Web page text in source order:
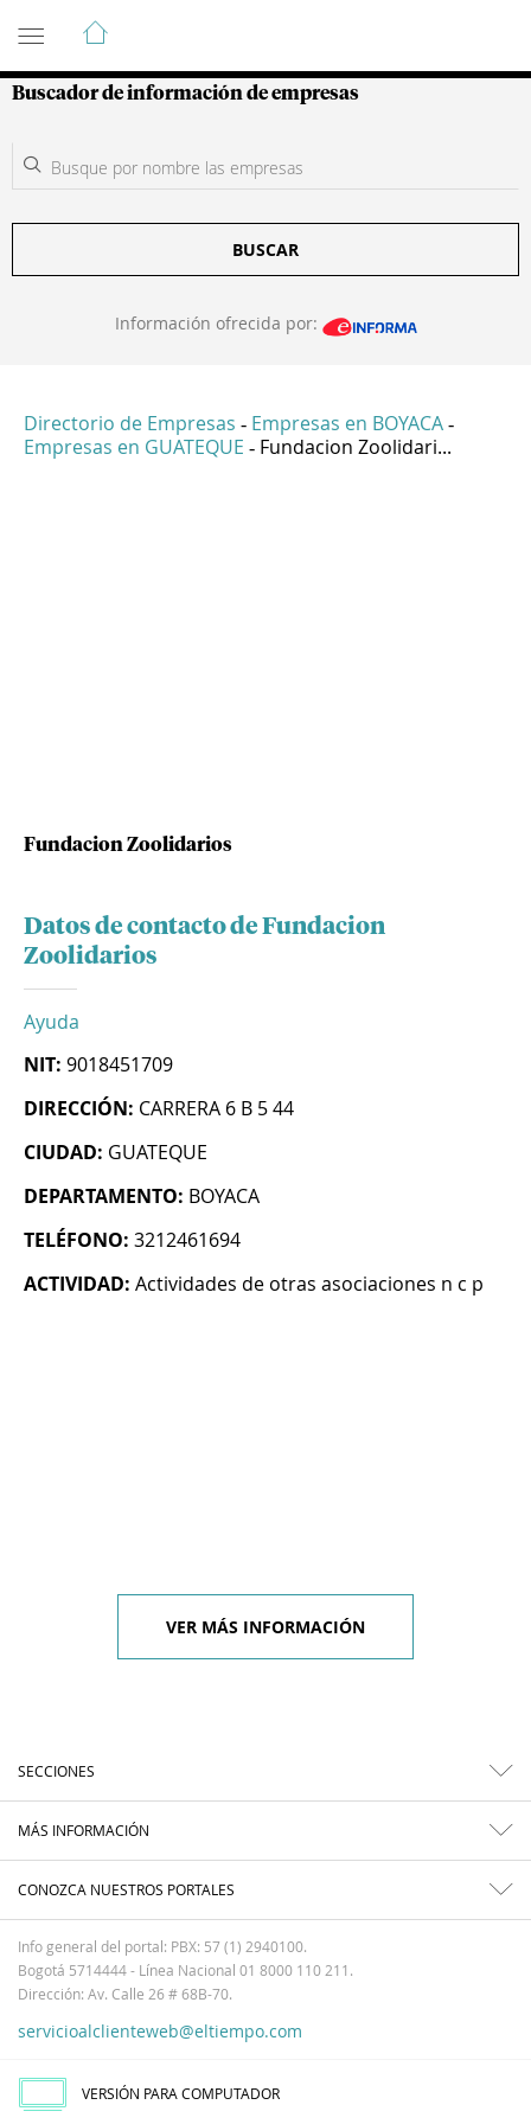
Guía de Empresas Colombianas
Buscador de información de empresas
BUSCAR
Información ofrecida por:
Directorio de Empresas - Empresas en BOYACA -
Empresas en GUATEQUE - Fundacion Zoolidari...
Fundacion Zoolidarios
Datos de contacto de Fundacion
Zoolidarios
Ayuda
NIT: 9018451709
DIRECCIÓN: CARRERA 6 B 5 44
CIUDAD: GUATEQUE
DEPARTAMENTO: BOYACA
TELÉFONO: 3212461694
ACTIVIDAD: Actividades de otras asociaciones n c p
VER MÁS INFORMACIÓN
SECCIONES
MÁS INFORMACIÓN
CONOZCA NUESTROS PORTALES
Info general del portal: PBX: 57 (1) 2940100.
Bogotá 5714444 - Línea Nacional 01 8000 110 211.
Dirección: Av. Calle 26 # 68B-70.
servicioalclienteweb@eltiempo.com
VERSIÓN PARA COMPUTADOR